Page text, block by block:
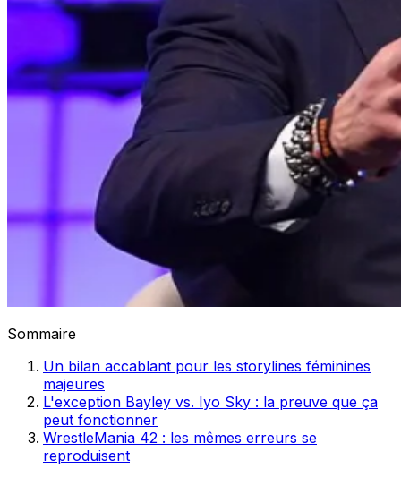
Sommaire
Un bilan accablant pour les storylines féminines
majeures
L'exception Bayley vs. Iyo Sky : la preuve que ça
peut fonctionner
WrestleMania 42 : les mêmes erreurs se
reproduisent